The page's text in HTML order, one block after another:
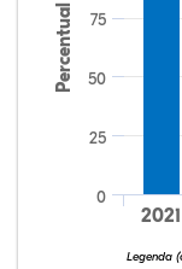
Percentual
Legenda
2021
0
25
50
75
10,61%
15,15%
1,52%
65,15%
4,55%
3,03%
32,28%
12,07%
0,23%
51,73%
2,94%
0,75%